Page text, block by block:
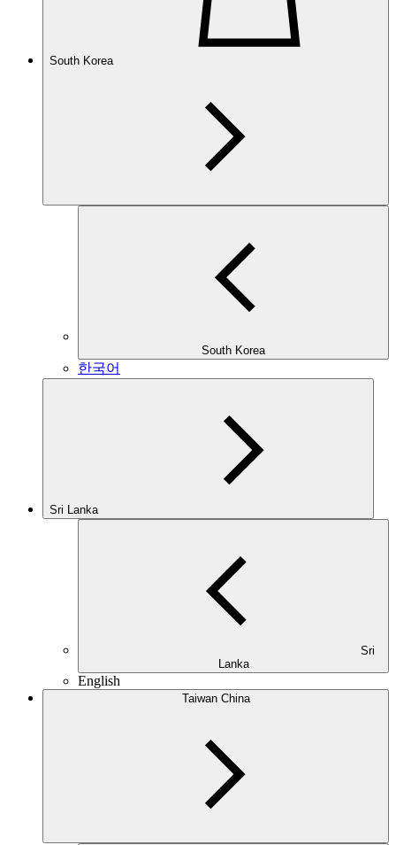
South Korea
South Korea
한국어
Sri Lanka
Lanka
English
Taiwan China